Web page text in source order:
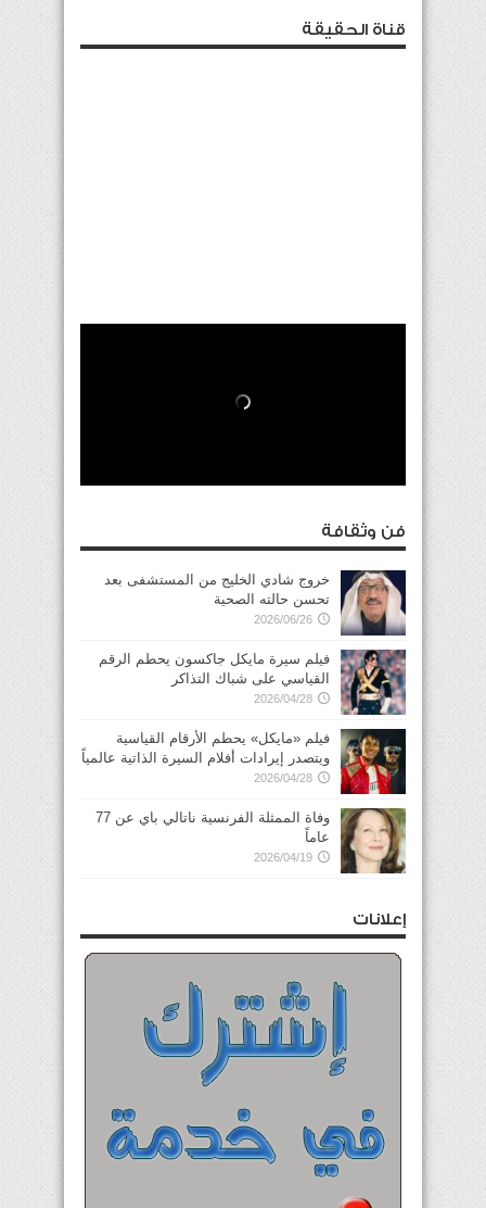
قناة الحقيقة
فن وثقافة
خروج شادي الخليج من المستشفى بعد
تحسن حالته الصحية
2026/06/26
فيلم سيرة مايكل جاكسون يحطم الرقم
القياسي على شباك التذاكر
2026/04/28
فيلم «مايكل» يحطم الأرقام القياسية
ويتصدر إيرادات أفلام السيرة الذاتية عالمياً
2026/04/28
وفاة الممثلة الفرنسية ناتالي باي عن 77
عاماً
2026/04/19
إعلانات